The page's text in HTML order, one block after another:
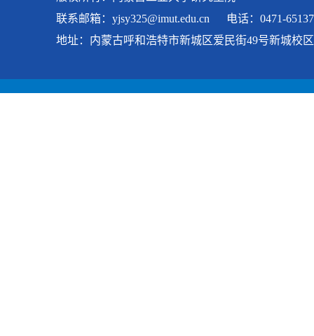
联系邮箱： yjsy325@imut.edu.cn 电话：0471-
地址：内蒙古呼和浩特市新城区爱民街49号新城校